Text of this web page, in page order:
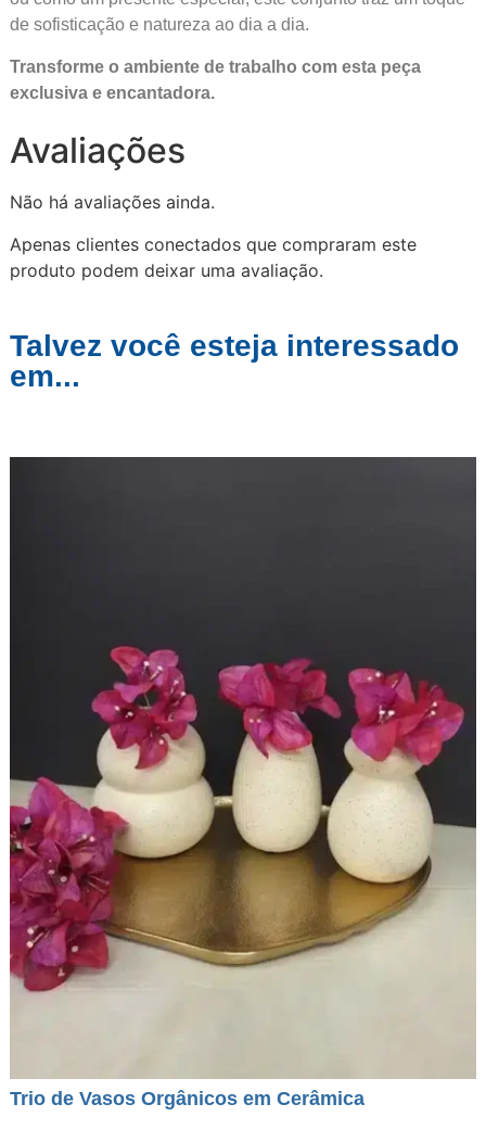
de sofisticação e natureza ao dia a dia.
Transforme o ambiente de trabalho com esta peça
exclusiva e encantadora.
Avaliações
Não há avaliações ainda.
Apenas clientes conectados que compraram este
produto podem deixar uma avaliação.
Talvez você esteja interessado
em...
Trio de Vasos Orgânicos em Cerâmica